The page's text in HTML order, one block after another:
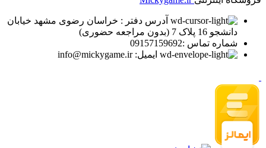
آدرس دفتر : خراسان رضوی مشهد خیابان
دانشجو 16 پلاک 7 (بدون مراجعه حضوری)
شماره تماس :09157159692
ایمیل: info@mickygame.ir